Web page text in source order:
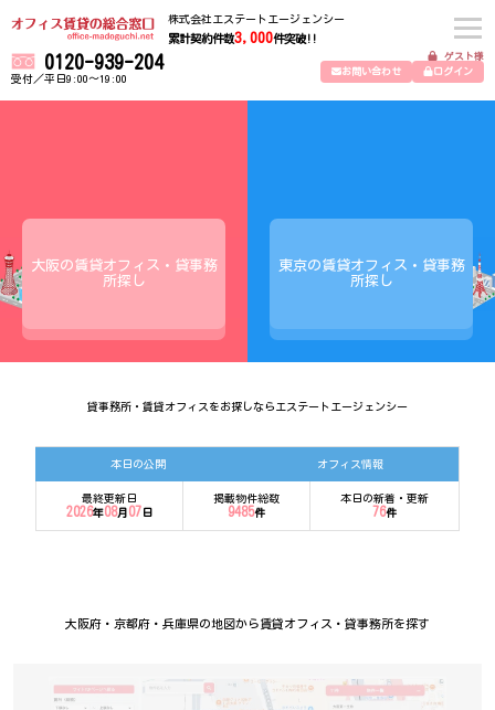
株式会社エステートエージェンシー
累計契約件数3,000件突破!!
0120-939-204
受付／平日9:00～19:00
ゲスト様
お問い合わせ
ログイン
大阪の賃貸オフィス・貸事務
所探し
東京の賃貸オフィス・貸事務
所探し
貸事務所・賃貸オフィスをお探しならエステートエージェンシー
本日の公開 オフィス情報
最終更新日
2026年08月 07日
掲載物件総数
9485件
本日の新着・更新
76件
大阪府・京都府・兵庫県の地図から賃貸オフィス・貸事務所を探す